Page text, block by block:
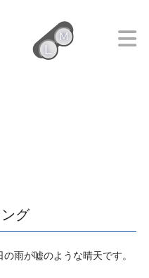
M
L
グ
雨が嘘のような晴天です。